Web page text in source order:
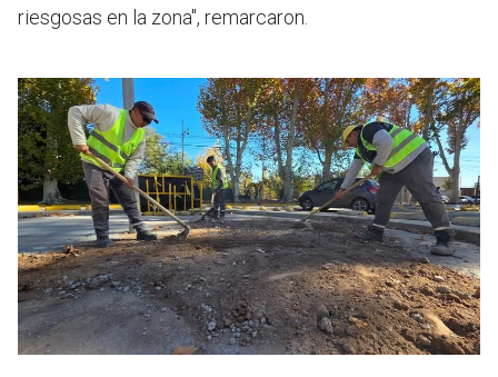
riesgosas en la zona", remarcaron.